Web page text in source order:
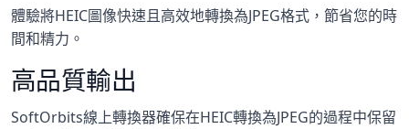
體驗將HEIC圖像快速且高效地轉換為JPEG格式，節省您的時
間和精力。
高品質輸出
SoftOrbits線上轉換器確保在HEIC轉換為JPEG的過程中保留